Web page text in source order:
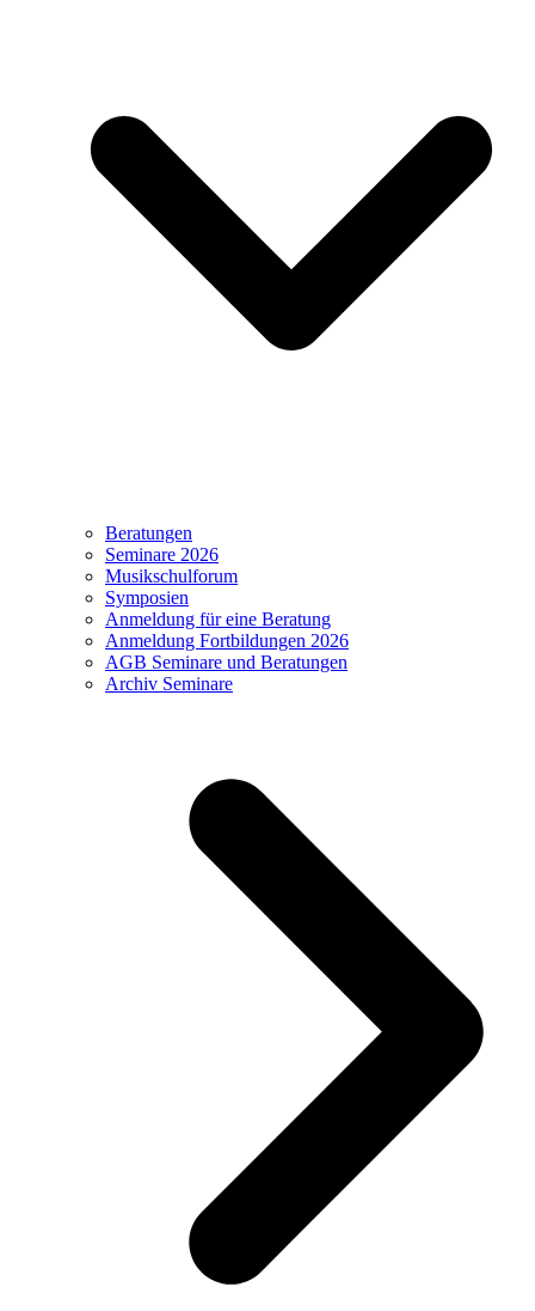
Beratungen
Seminare 2026
Musikschulforum
Symposien
Anmeldung für eine Beratung
Anmeldung Fortbildungen 2026
AGB Seminare und Beratungen
Archiv Seminare